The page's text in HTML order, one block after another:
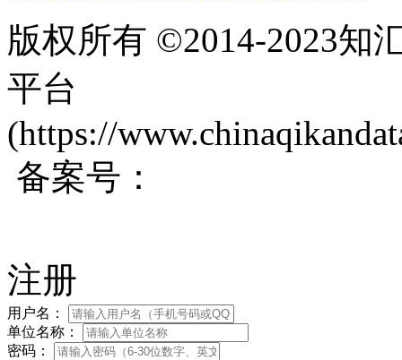
版权所有 ©2014-2023知
平台
(https://
备案号：
注册
用户名：
单位名称：
密码：